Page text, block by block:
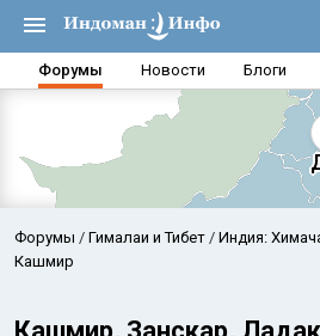
Форумы Новости Блоги
Форумы Гималаи и Тибет
Индия:
Кашмир